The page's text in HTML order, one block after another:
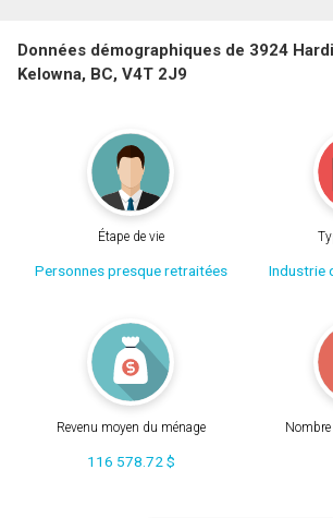
Données démographiques de 3924
Kelowna, BC, V4T 2J9
Étape de vie
Personnes presque retraitées
Industrie
Revenu moyen du ménage
116 578.72 $